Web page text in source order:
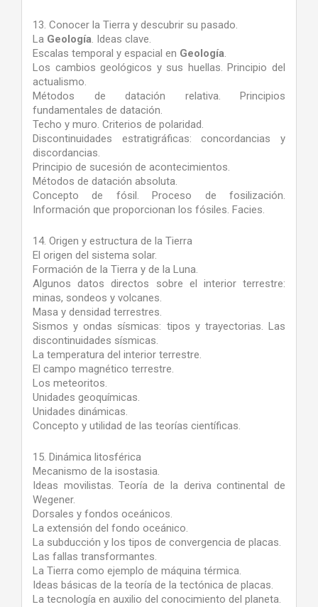
13. Conocer la Tierra y descubrir su pasado.
La Geología. Ideas clave.
Escalas temporal y espacial en Geología.
Los cambios geológicos y sus huellas. Principio del
actualismo.
Métodos de datación relativa. Principios
fundamentales de datación.
Techo y muro. Criterios de polaridad.
Discontinuidades estratigráficas: concordancias y
discordancias.
Principio de sucesión de acontecimientos.
Métodos de datación absoluta.
Concepto de fósil. Proceso de fosilización.
Información que proporcionan los fósiles. Facies.
14. Origen y estructura de la Tierra
El origen del sistema solar.
Formación de la Tierra y de la Luna.
Algunos datos directos sobre el interior terrestre:
minas, sondeos y volcanes.
Masa y densidad terrestres.
Sismos y ondas sísmicas: tipos y trayectorias. Las
discontinuidades sísmicas.
La temperatura del interior terrestre.
El campo magnético terrestre.
Los meteoritos.
Unidades geoquímicas.
Unidades dinámicas.
Concepto y utilidad de las teorías científicas.
15. Dinámica litosférica
Mecanismo de la isostasia.
Ideas movilistas. Teoría de la deriva continental de
Wegener.
Dorsales y fondos oceánicos.
La extensión del fondo oceánico.
La subducción y los tipos de convergencia de placas.
Las fallas transformantes.
La Tierra como ejemplo de máquina térmica.
Ideas básicas de la teoría de la tectónica de placas.
La tecnología en auxilio del conocimiento del planeta.